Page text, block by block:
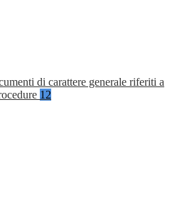
di carattere generale riferiti a
12